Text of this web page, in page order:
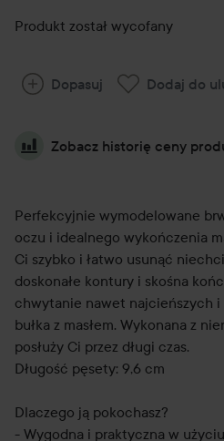
Produkt został wycofany
Dopasuj Dodaj do
Zobacz historię ceny
Perfekcyjnie wymodelowane
oczu i idealnego wykończenia
Ci szybko i łatwo usunąć
doskonałe kontury i skośna
chwytanie nawet najcieńszych i
bułka z masłem. Wykonana z
posłuży Ci przez długi czas.
Długość pęsety: 9,6 cm
Dlaczego ją pokochasz?
- Wygodna i praktyczna w użyciu